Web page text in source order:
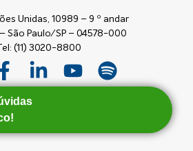
Unidas, 10989 – 9 º andar
São Paulo/SP – 04578-000
(11) 3020-8800